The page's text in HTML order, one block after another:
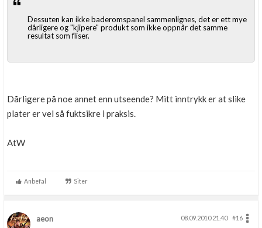
Dessuten kan ikke baderomspanel sammenlignes, det er ett mye
dårligere og "kjipere" produkt som ikke oppnår det samme
resultat som fliser.
Dårligere på noe annet enn utseende? Mitt inntrykk er at slike
plater er vel så fuktsikre i praksis.
AtW
Anbefal Siter
aeon 08.09.2010 21.40
#16